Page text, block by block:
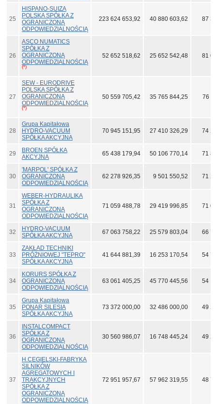
25
HISPANO-SUIZA
POLSKA SPÓŁKA Z
OGRANICZONĄ
ODPOWIEDZIALNOŚCIĄ
223 624 653,92 40 880 603,62 87
26
ASCO NUMATICS
SPÓŁKA Z
OGRANICZONĄ
ODPOWIEDZIALNOŚCIĄ
(*)
52 652 518,62 25 652 542,48 81
27
SEW - EURODRIVE
POLSKA SPÓŁKA Z
OGRANICZONĄ
ODPOWIEDZIALNOŚCIĄ
(*)
50 559 705,42 35 765 844,25 76
28
Grupa Kapitałowa
HYDRO-VACUUM
SPÓŁKA AKCYJNA
70 945 151,95 27 410 326,29 74
29
BROEN SPÓŁKA
AKCYJNA
65 438 179,94 50 106 770,14 71
30
'MARPOL' SPÓŁKA Z
OGRANICZONĄ
ODPOWIEDZIALNOŚCIĄ
62 278 926,35 9 501 550,52 71
31
WEBER-HYDRAULIKA
SPÓŁKA Z
OGRANICZONĄ
ODPOWIEDZIALNOŚCIĄ
71 059 488,78 29 419 996,85 71
32
HYDRO-VACUUM
SPÓŁKA AKCYJNA
67 063 758,22 25 579 803,04 66
33
ZAKŁAD TECHNIKI
PRÓŻNIOWEJ "TEPRO"
SPÓŁKA AKCYJNA
41 644 881,39 16 253 170,54 54
34
KORURS SPÓŁKA Z
OGRANICZONĄ
ODPOWIEDZIALNOŚCIĄ
63 061 405,25 45 770 445,56 54
35
Grupa Kapitałowa
PONAR SILESIA
SPÓŁKA AKCYJNA
73 372 000,00 32 486 000,00 49
36
INSTALCOMPACT
SPÓŁKA Z
OGRANICZONĄ
ODPOWIEDZIALNOŚCIĄ
30 560 986,07 16 748 445,24 49
37
H.CEGIELSKI-FABRYKA
SILNIKÓW
AGREGATOWYCH I
TRAKCYJNYCH
SPÓŁKA Z
OGRANICZONĄ
ODPOWIEDZIALNOŚCIĄ
72 951 957,67 57 962 319,55 48